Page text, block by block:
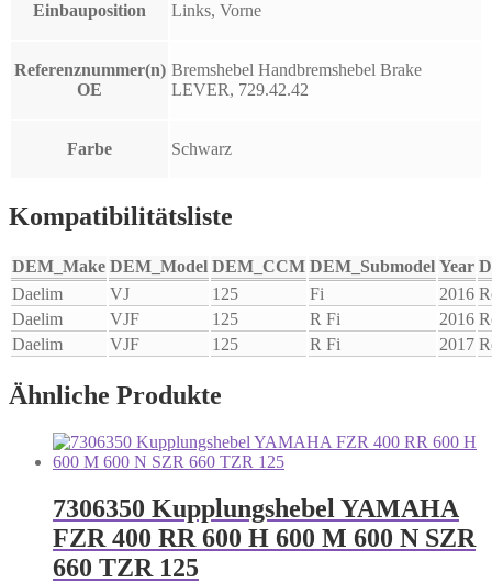
Einbauposition Links, Vorne
Referenznummer(n)
OE
Bremshebel Handbremshebel Brake
LEVER, 729.42.42
Farbe Schwarz
Kompatibilitätsliste
DEM_Make DEM_Model DEM_CCM DEM_Submodel Year
Daelim
VJ 125 Fi 2016
Daelim
VJF 125 R Fi 2016
Daelim
VJF 125 R Fi 2017
Ähnliche Produkte
7306350 Kupplungshebel YAMAHA
FZR 400 RR 600 H 600 M 600 N SZR
660 TZR 125